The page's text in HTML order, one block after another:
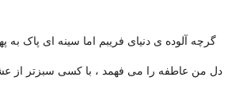
گرچه آلوده ی دنیای فریبم اما سینه ای پاک به
دل من عاطفه را می فهمد ، با کسی سبزتر از